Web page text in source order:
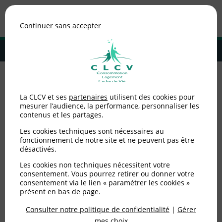
MENU
Adhérer à la CLCV
faisiez vos produits ménagers vous-même
Et si vous faisiez vos
produits ménagers vous-
même
Publié le05/01/2018(mis à jour le
Environnement / Santé
Continuer sans accepter
La CLCV et ses partenaires utilisent des cookies pour
mesurer l’audience, la performance, personnaliser les
contenus et les partages.
Les cookies techniques sont nécessaires au
fonctionnement de notre site et ne peuvent pas être
désactivés.
Les cookies non techniques nécessitent votre
consentement. Vous pourrez retirer ou donner votre
consentement via le lien « paramétrer les cookies »
présent en bas de page.
Consulter notre politique de confidentialité | Gérer